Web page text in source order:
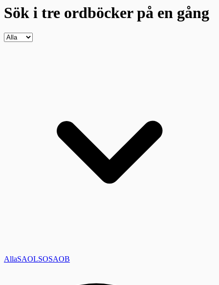
Sök i tre ordböckerpå en gång
AllaSAOLSOSAOB